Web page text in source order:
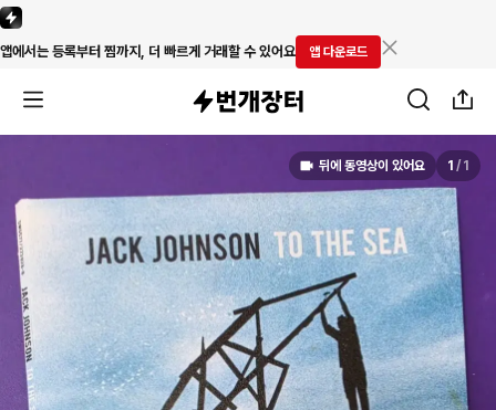
앱에서는 등록부터 찜까지, 더 빠르게 거래할 수 있어요 앱 다운로드
뒤에 동영상이 있어요 1 / 1